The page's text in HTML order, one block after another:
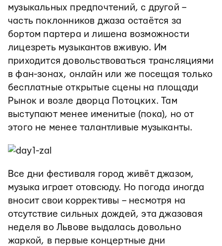
музыкальных предпочтений, с другой –
часть поклонников джаза остаётся за
бортом партера и лишена возможности
лицезреть музыкантов вживую. Им
приходится довольствоваться трансляциями
в фан-зонах, онлайн или же посещая только
бесплатные открытые сцены на площади
Рынок и возле дворца Потоцких. Там
выступают менее именитые (пока), но от
этого не менее талантливые музыканты.
Все дни фестиваля город живёт джазом,
музыка играет отовсюду. Но погода иногда
вносит свои коррективы – несмотря на
отсутствие сильных дождей, эта джазовая
неделя во Львове выдалась довольно
жаркой, в первые концертные дни